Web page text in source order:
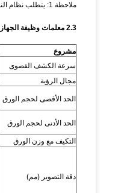
ملاحظة 1: يتطلب نظام النقل من المستخدم توفير مصدر الغاز المركزي للمصنع أو ضاغط الهواء الخارجي للمعدات لإزالة النفايات.
2.3 معلمات وظيفة الجهاز
مشروع
سرعة الكشف القصوى
مجال الرؤية
الحد الأقصى لحجم الورق
الحد الأدنى لحجم الورق
التكيف مع وزن الورق
دقة التصوير (مم)